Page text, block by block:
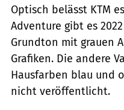
Optisch belässt KTM
Adventure gibt es
Grundton mit grauen
Grafiken. Die andere
Hausfarben blau und
nicht veröffentlicht.